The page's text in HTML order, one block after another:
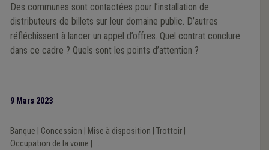
Des communes sont contactées pour l’installation de
distributeurs de billets sur leur domaine public. D’autres
réfléchissent à lancer un appel d’offres. Quel contrat conclure
dans ce cadre ? Quels sont les points d’attention ?
9 Mars 2023
Banque Concession Mise à disposition Trottoir|
Occupation de la voirie
...